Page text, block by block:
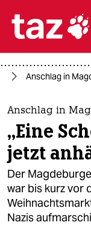

themen
politik
öko
gesellschaft
kultur
Anschlag in
Anschlag in
„Eine
jetzt
Der
war bis kurz vor
Nazis